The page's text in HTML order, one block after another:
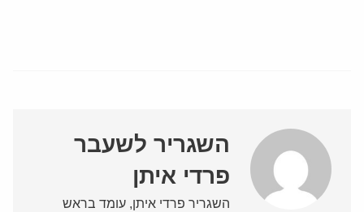
השגריר לשעבר
פרדי איתן
השגריר פרדי איתן, עומד בראש